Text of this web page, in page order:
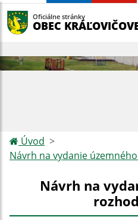
Oficiálne stránky
OBEC
Úvod
Návrh na vydanie
Návrh na